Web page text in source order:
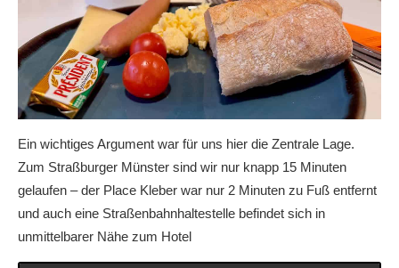
Ein wichtiges Argument war für uns hier die Zentrale Lage.
Zum Straßburger Münster sind wir nur knapp 15 Minuten
gelaufen – der Place Kleber war nur 2 Minuten zu Fuß entfernt
und auch eine Straßenbahnhaltestelle befindet sich in
unmittelbarer Nähe zum Hotel